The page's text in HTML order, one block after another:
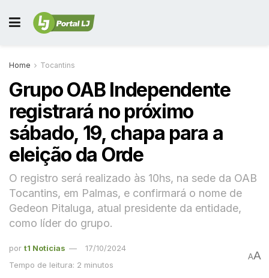
Home Tocantins
Grupo OAB Independente
registrará no próximo
sábado, 19, chapa para a
eleição da Orde
O registro será realizado às 10hs, na sede da OAB
Tocantins, em Palmas, e confirmará o nome de
Gedeon Pitaluga, atual presidente da entidade,
como líder do grupo.
por t1 Noticias
17/10/2024
Tempo de leitura: 2 minutos
AA